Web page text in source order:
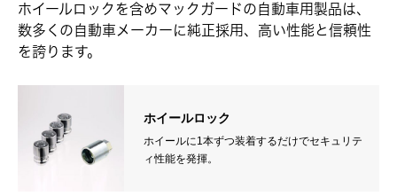
ホイールロックを含めマックガードの自動車用製品は、
数多くの自動車メーカーに純正採用、高い性能と信頼性
を誇ります。
ホイールロック
ホイールに1本ずつ装着するだけでセキュリテ
ィ性能を発揮。